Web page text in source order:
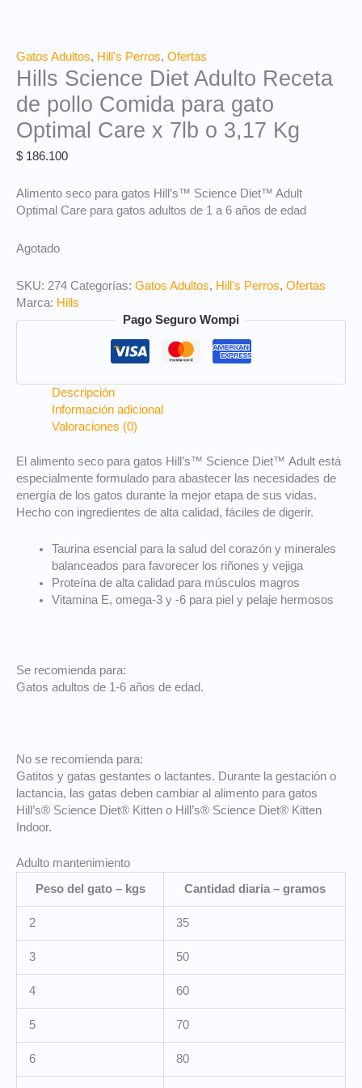
Gatos Adultos, Hill's Perros, Ofertas
Hills Science Diet Adulto Receta
de pollo Comida para gato
Optimal Care x 7lb o 3,17 Kg
$ 186.100
Alimento seco para gatos Hill’s™ Science Diet™ Adult
Optimal Care para gatos adultos de 1 a 6 años de edad
Agotado
SKU: 274 Categorías: Gatos Adultos, Hill's Perros, Ofertas
Marca: Hills
Pago Seguro Wompi
Descripción
Información adicional
Valoraciones (0)
El alimento seco para gatos Hill’s™ Science Diet™ Adult está
especialmente formulado para abastecer las necesidades de
energía de los gatos durante la mejor etapa de sus vidas.
Hecho con ingredientes de alta calidad, fáciles de digerir.
Taurina esencial para la salud del corazón y minerales
balanceados para favorecer los riñones y vejiga
Proteína de alta calidad para músculos magros
Vitamina E, omega-3 y -6 para piel y pelaje hermosos
Se recomienda para:
Gatos adultos de 1-6 años de edad.
No se recomienda para:
Gatitos y gatas gestantes o lactantes. Durante la gestación o
lactancia, las gatas deben cambiar al alimento para gatos
Hill’s® Science Diet® Kitten o Hill’s® Science Diet® Kitten
Indoor.
Adulto mantenimiento
Peso del gato – kgs
Cantidad diaria – gramos
2 35
3 50
4 60
5 70
6 80